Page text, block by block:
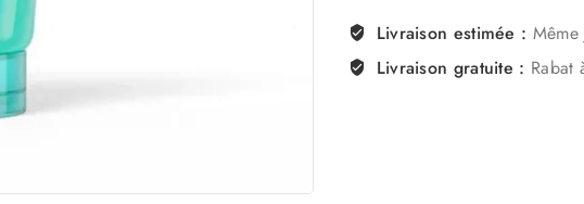
Livraison estimée :
Livraison gratuite :